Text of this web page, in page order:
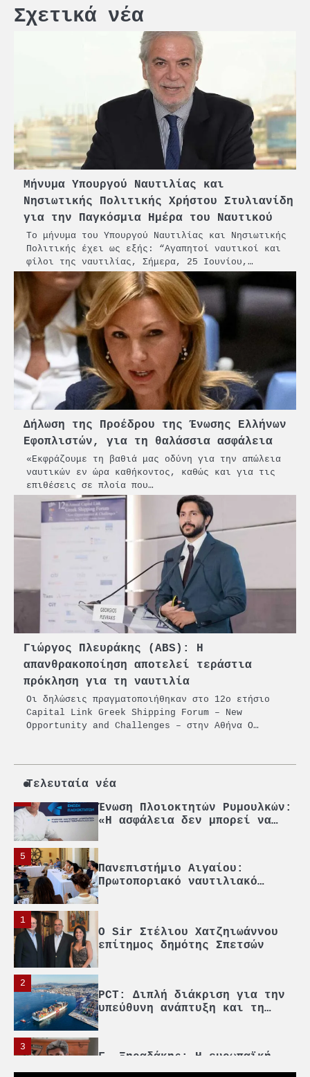
Σχετικά νέα
Μήνυμα Υπουργού Ναυτιλίας και
Νησιωτικής Πολιτικής Χρήστου Στυλιανίδη
για την Παγκόσμια Ημέρα του Ναυτικού
Το μήνυμα του Υπουργού Ναυτιλίας και Νησιωτικής
Πολιτικής έχει ως εξής: “Αγαπητοί ναυτικοί και
φίλοι της ναυτιλίας, Σήμερα, 25 Ιουνίου,…
Δήλωση της Προέδρου της Ένωσης Ελλήνων
Εφοπλιστών, για τη θαλάσσια ασφάλεια
«Εκφράζουμε τη βαθιά μας οδύνη για την απώλεια
ναυτικών εν ώρα καθήκοντος, καθώς και για τις
επιθέσεις σε πλοία που…
Γιώργος Πλευράκης (ABS): Η
απανθρακοποίηση αποτελεί τεράστια
πρόκληση για τη ναυτιλία
Οι δηλώσεις πραγματοποιήθηκαν στο 12ο ετήσιο
Capital Link Greek Shipping Forum – New
Opportunity and Challenges – στην Αθήνα O…
Τελευταία νέα
2
PCT: Διπλή διάκριση για την
υπεύθυνη ανάπτυξη και τη
βιώσιμη επιχειρηματικότητα
3
Γ. Ξηραδάκης: Η ευρωπαϊκή
στρατηγική αυτονομία περνά
μέσα από τη ναυτιλία
Ένωση Πλοιοκτητών Ρυμουλκών:
«Η ασφάλεια δεν μπορεί να
αποτελεί αντικείμενο
πολιτικών συμβιβασμών»
Πανεπιστήμιο Αιγαίου:
Πρωτοποριακό ναυτιλιακό
strategic debate
O Sir Στέλιου Χατζηιωάννου
επίτημος δημότης Σπετσών
PCT: Διπλή διάκριση για την
υπεύθυνη ανάπτυξη και τη
βιώσιμη επιχειρηματικότητα
στρατηγική αυτονομία περνά
Ένωση Πλοιοκτητών Ρυμουλκών:
«Η ασφάλεια δεν μπορεί να
5
Πανεπιστήμιο Αιγαίου:
Πρωτοποριακό ναυτιλιακό
1
O Sir Στέλιου Χατζηιωάννου
επίτημος δημότης Σπετσών
2
PCT: Διπλή διάκριση για την
υπεύθυνη ανάπτυξη και τη
3
Γ. Ξηραδάκης: Η ευρωπαϊκή
στρατηγική αυτονομία περνά